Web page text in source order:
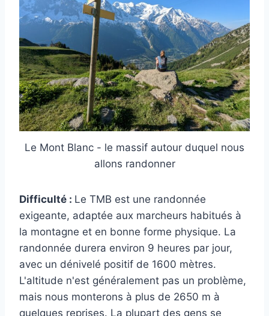
Le Mont Blanc - le massif autour duquel nous
allons randonner
Difficulté : Le TMB est une randonnée
exigeante, adaptée aux marcheurs habitués à
la montagne et en bonne forme physique. La
randonnée durera environ 9 heures par jour,
avec un dénivelé positif de 1600 mètres.
L'altitude n'est généralement pas un problème,
mais nous monterons à plus de 2650 m à
quelques reprises. La plupart des gens se